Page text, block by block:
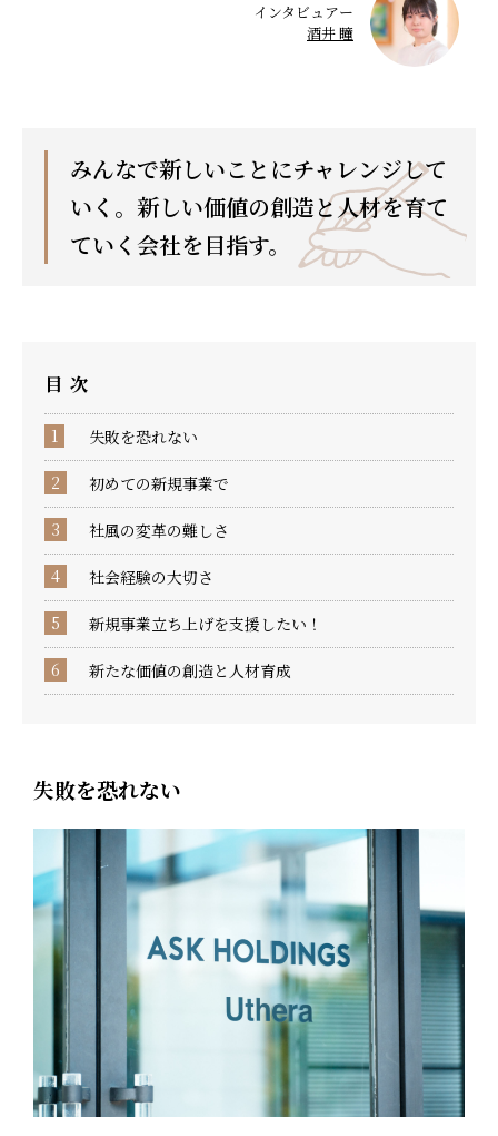
インタビュアー
酒井 瞳
みんなで新しいことにチャレンジして
いく。新しい価値の創造と人材を育て
ていく会社を目指す。
目次
失敗を恐れない
初めての新規事業で
社風の変革の難しさ
社会経験の大切さ
新規事業立ち上げを支援したい！
新たな価値の創造と人材育成
失敗を恐れない